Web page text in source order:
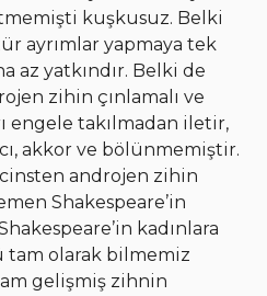
kuşkusuz. Belki
ayrımlar yapmaya tek
az yatkındır. Belki de
zihin çınlamalı ve
engele takılmadan iletir,
akkor ve bölünmemiştir.
androjen zihin
Shakespeare’in
kadınlara
olarak bilmemiz
gelişmiş zihnin